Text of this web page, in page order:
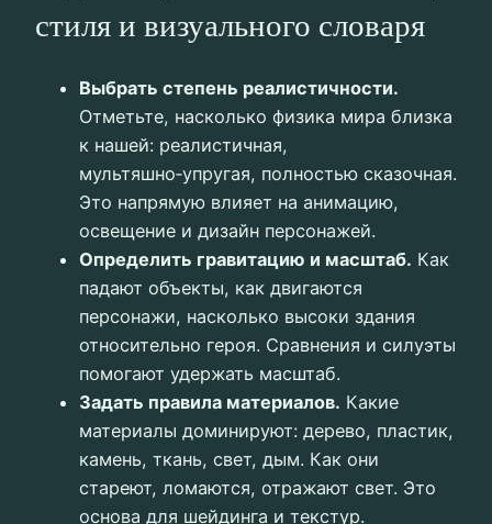
стиля и визуального словаря
Выбрать степень реалистичности.
Отметьте, насколько физика мира близка
к нашей: реалистичная,
мультяшно‑упругая, полностью сказочная.
Это напрямую влияет на анимацию,
освещение и дизайн персонажей.
Определить гравитацию и масштаб. Как
падают объекты, как двигаются
персонажи, насколько высоки здания
относительно героя. Сравнения и силуэты
помогают удержать масштаб.
Задать правила материалов. Какие
материалы доминируют: дерево, пластик,
камень, ткань, свет, дым. Как они
стареют, ломаются, отражают свет. Это
основа для шейдинга и текстур.